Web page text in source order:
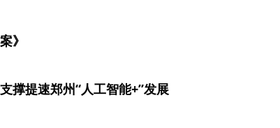
》
撑提速郑州“人工智能+”发展